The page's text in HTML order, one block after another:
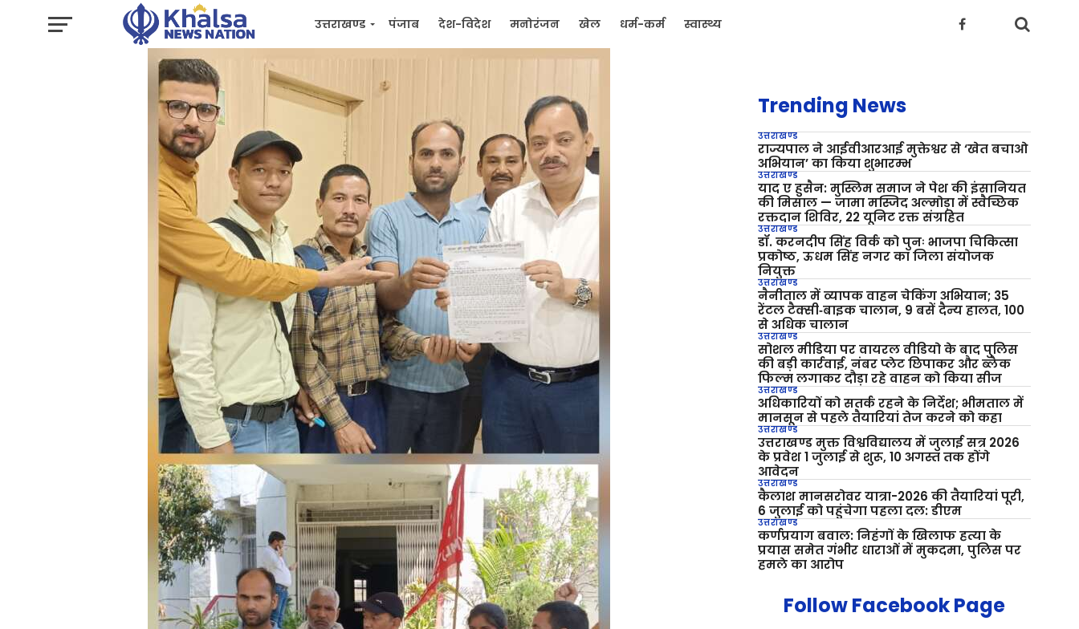
उत्तराखण्ड पंजाब देश-विदेश मनोरंजन खेल धर्म-कर्म स्वास्थ्य
Trending News
उत्तराखण्ड
राज्यपाल ने आईवीआरआई मुक्तेश्वर से ‘खेत बचाओ
अभियान’ का किया शुभारम्भ
उत्तराखण्ड
याद ए हुसैन: मुस्लिम समाज ने पेश की इंसानियत
की मिसाल — जामा मस्जिद अल्मोड़ा में स्वैच्छिक
रक्तदान शिविर, 22 यूनिट रक्त संग्रहित
उत्तराखण्ड
डॉ. करनदीप सिंह विर्क को पुनः भाजपा चिकित्सा
प्रकोष्ठ, ऊधम सिंह नगर का जिला संयोजक
नियुक्त
उत्तराखण्ड
नैनीताल में व्यापक वाहन चेकिंग अभियान; 35
रेंटल टैक्सी‑बाइक चालान, 9 बसें दैन्य हालत, 100
से अधिक चालान
उत्तराखण्ड
सोशल मीडिया पर वायरल वीडियो के बाद पुलिस
की बड़ी कार्रवाई, नंबर प्लेट छिपाकर और ब्लैक
फिल्म लगाकर दौड़ा रहे वाहन को किया सीज
उत्तराखण्ड
अधिकारियों को सतर्क रहने के निर्देश; भीमताल में
मानसून से पहले तैयारियां तेज करने को कहा
उत्तराखण्ड
उत्तराखण्ड मुक्त विश्वविद्यालय में जुलाई सत्र 2026
के प्रवेश 1 जुलाई से शुरू, 10 अगस्त तक होंगे
आवेदन
उत्तराखण्ड
कैलाश मानसरोवर यात्रा-2026 की तैयारियां पूरी,
6 जुलाई को पहुंचेगा पहला दल: डीएम
उत्तराखण्ड
कर्णप्रयाग बवाल: निहंगों के खिलाफ हत्या के
प्रयास समेत गंभीर धाराओं में मुकदमा, पुलिस पर
हमले का आरोप
Follow Facebook Page